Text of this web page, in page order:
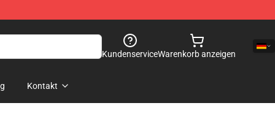
KundenserviceWarenkorb anzeigen
Kontakt